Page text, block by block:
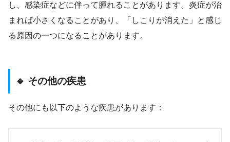
し、感染症などに伴って腫れることがあります。炎症が治
まれば小さくなることがあり、「しこりが消えた」と感じ
る原因の一つになることがあります。
🔹 その他の疾患
その他にも以下のような疾患があります：